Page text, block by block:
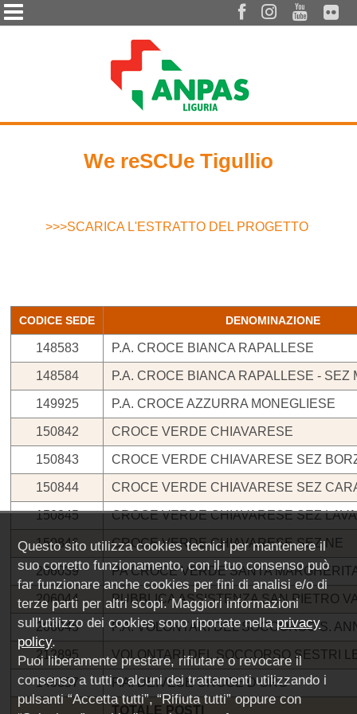
   
We reSCUe Tigullio
>>>SCARICA L'ESTRATTO DEL PROGETTO
CODICE SEDE DENOMINAZIONE
148583 P.A. CROCE BIANCA RAPALLESE
148584 P.A. CROCE BIANCA RAPALLESE - SEZ
149925 P.A. CROCE AZZURRA MONEGLIESE
150842 CROCE VERDE CHIAVARESE
150843 CROCE VERDE CHIAVARESE SEZ
150844 CROCE VERDE CHIAVARESE SEZ
150845 CROCE VERDE CHIAVARESE SEZ
150846 CROCE VERDE CHIAVARESE SEZ NE
206039 PA CROCE VERDE SANTA
206044 PUBBLICA ASSISTENZA SAN PIETRO
206045 P.A. VOLONTARI DEL SOCCORSO S.
212895 VOLONTARI DEL SOCCORSO SESTRI
148357 P.A. DEIVESE CROCE D'ORO
TOTALE POSTI
Questo sito utilizza cookies tecnici per mantenere il
suo corretto funzionamento, con il tuo consenso può
far funzionare anche cookies per fini di analisi e/o di
terze parti per altri scopi. Maggiori informazioni
sull'utilizzo dei cookies sono riportate nellaprivacy
policy.
Puoi liberamente prestare, rifiutare o revocare il
consenso a tutti o alcuni dei trattamenti utilizzando i
pulsanti “Accetta tutti”, “Rifiuta tutti” oppure con